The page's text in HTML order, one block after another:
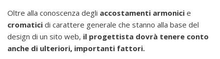
Oltre alla conoscenza degli accostamenti armonici e
cromatici di carattere generale che stanno alla base del
design di un sito web, il progettista dovrà tenere conto
anche di ulteriori, importanti fattori.